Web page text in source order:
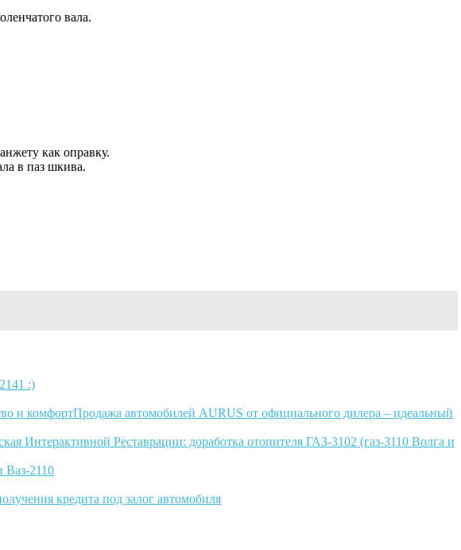
вала.
как оправку.
в паз шкива.
:)
Продажа автомобилей AURUS от официального дилера – идеальный
Интерактивной Реставрации: доработка отопителя ГАЗ-3102 (газ-3110 Волга и
Ваз-2110
кредита под залог автомобиля